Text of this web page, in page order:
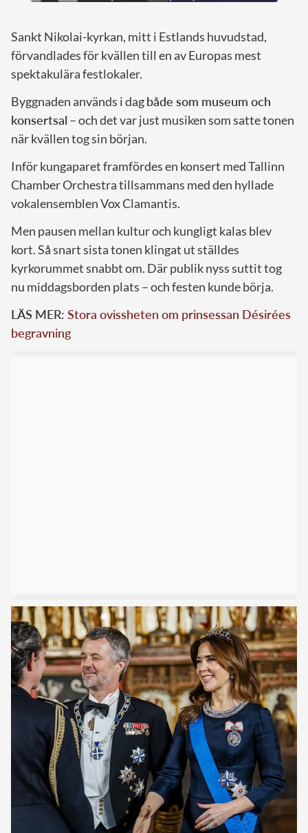
Sankt Nikolai-kyrkan, mitt i Estlands huvudstad,
förvandlades för kvällen till en av Europas mest
spektakulära festlokaler.
Byggnaden används i dagbåde som museum och
konsertsal– och det var just musiken som satte tonen
när kvällen tog sin början.
Inför kungaparet framfördes en konsert med Tallinn
Chamber Orchestra tillsammans med den hyllade
vokalensemblen Vox Clamantis.
Men pausen mellan kultur och kungligt kalas blev
kort. Så snart sista tonen klingat ut ställdes
kyrkorummet snabbt om. Där publik nyss suttit tog
nu middagsborden plats – och festen kunde börja.
LÄS MER: Stora ovissheten om prinsessan Désirées
begravning